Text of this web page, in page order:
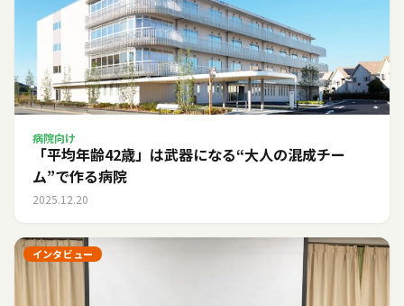
病院向け
「平均年齢42歳」は武器になる――“大人の混成チー
ム”で作る病院
2025.12.20
インタビュー